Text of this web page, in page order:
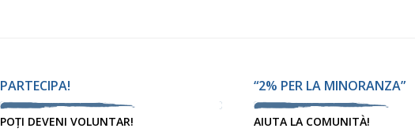
PARTECIPA!
POȚI DEVENI VOLUNTAR!
“2% PER LA MINORANZA”
AIUTA LA COMUNITÀ!